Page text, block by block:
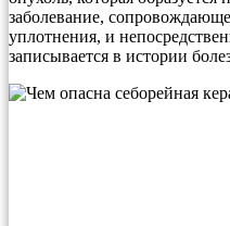
заболевание,
уплотнения, и
записывается в истории